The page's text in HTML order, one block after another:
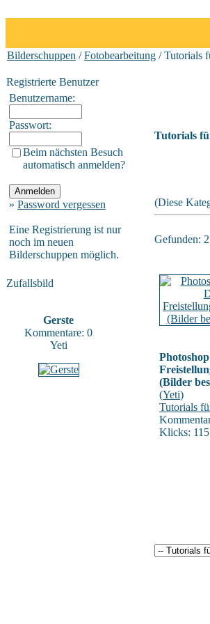
Bilderschuppen /Fotobearbeitung / Tutorials
Registrierte Benutzer
Benutzername:
Passwort:
Beim nächsten Besuch
automatisch anmelden?
» Password vergessen
Eine Registrierung ist nur
noch im neuen
Bilderschuppen möglich.
Zufallsbild
Gerste
Kommentare: 0
Yeti
Tutorials
(Diese
Gefunden:
(Bilder
(Yeti)
Tutorials
Klicks: